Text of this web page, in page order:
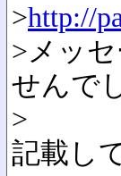
>http://
>メッ
せんで
>
記載し